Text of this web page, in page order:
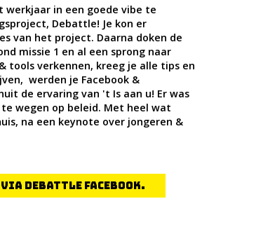
werkjaar in een goede vibe te
Debattle! Je kon er
van het project. Daarna doken de
missie 1 en al een sprong naar
tools verkennen, kreeg je alle tips en
werden je Facebook &
de ervaring van 't Is aan u! Er was
wegen op beleid. Met heel wat
na een keynote over jongeren &
Debattle Facebook.